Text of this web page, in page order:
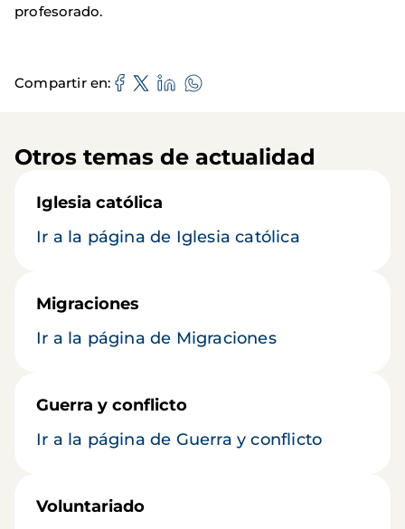
profesorado.
Compartir en
Otros temas de actualidad
Iglesia católica
Ir a la página de Iglesia católica
Migraciones
Ir a la página de Migraciones
Guerra y conflicto
Ir a la página de Guerra y conflicto
Voluntariado